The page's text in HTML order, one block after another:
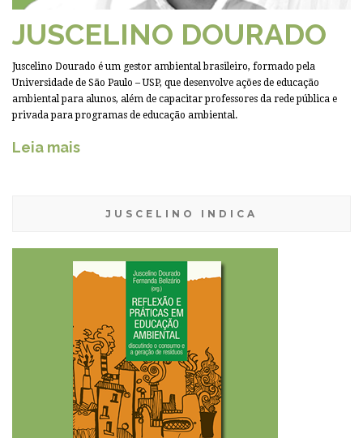
JUSCELINO DOURADO
Juscelino Dourado é um gestor ambiental brasileiro, formado pela
Universidade de São Paulo – USP, que desenvolve ações de educação
ambiental para alunos, além de capacitar professores da rede pública e
privada para programas de educação ambiental.
Leia mais
JUSCELINO INDICA